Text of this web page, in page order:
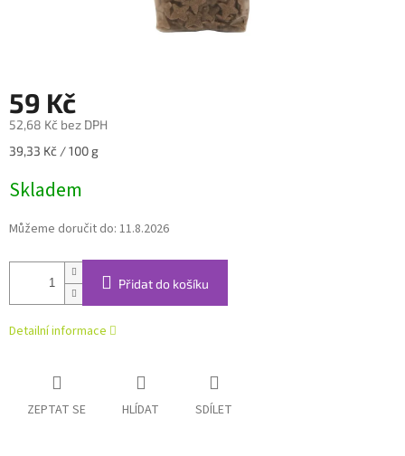
59 Kč
52,68 Kč bez DPH
Měrná
39,33 Kč / 100 g
Skladem
Můžeme doručit do: 11.8.2026
Přidat do košíku
Detailní informace
ZEPTAT SE HLÍDAT SDÍLET